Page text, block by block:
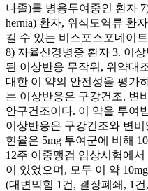
나졸)를 병용투여중인 환자
hernia) 환자, 위식도역류 환
킬 수 있는 비스포스포네이
8) 자율신경병증 환자 3. 이
된 이상반응 무작위, 위약대
대한 이 약의 안전성을 평가
는 이상반응은 구강건조, 변
안구건조이다. 이 약을 투여
이상반응은 구강건조와 변
현율은 5mg 투여군에 비해
12주 이중맹검 임상시험에
이 있었으며, 모두 이 약
(대변막힘 1건, 결장폐쇄, 1